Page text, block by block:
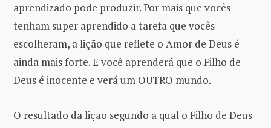
aprendizado pode produzir. Por mais que vocês
tenham super aprendido a tarefa que vocês
escolheram, a lição que reflete o Amor de Deus é
ainda mais forte. E você aprenderá que o Filho de
Deus é inocente e verá um OUTRO mundo.
O resultado da lição segundo a qual o Filho de Deus